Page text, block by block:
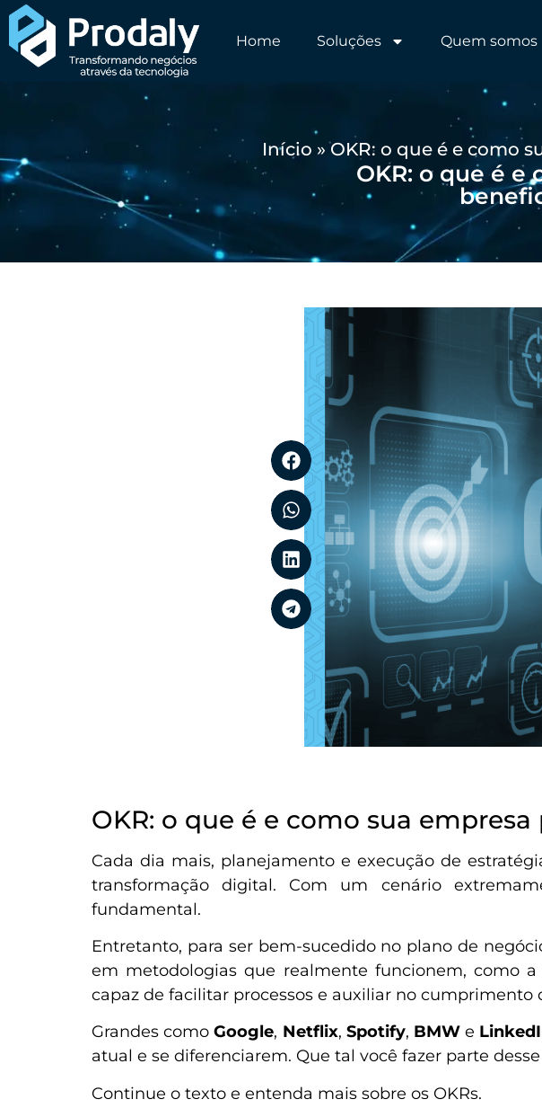
Home Soluções Quem somos
Início »OKR: o que é e como
OKR: o que é e
OKR: o que é e como sua
Cada dia mais, planejamento e execução de
transformação digital. Com um cenário
fundamental.
Entretanto, para ser bem-sucedido no plano de
em metodologias que realmente funcionem, como a
capaz de facilitar processos e auxiliar no cumprimento
Grandes comoGoogle, Netflix, Spotify, BMWe
atual e se diferenciarem. Que tal você fazer parte
Continue o texto e entenda mais sobre os OKRs.